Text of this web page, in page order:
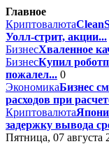
Главное
Криптовалюта
Уолл-стрит, акции...
БизнесХваленное
БизнесКупил
пожалел... 0
ЭкономикаБизнес
расходов при
Криптовалюта
задержку вывода
Пятница, 07 августа